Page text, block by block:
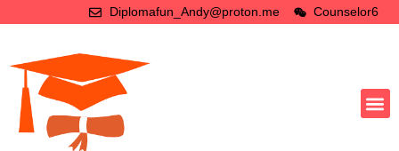
Diplomafun_Andy@proton.me Counselor6